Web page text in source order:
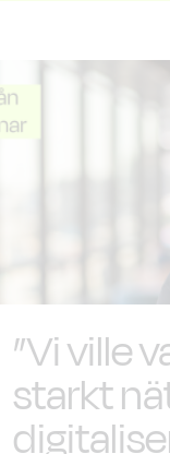
”Vi ville
starkt